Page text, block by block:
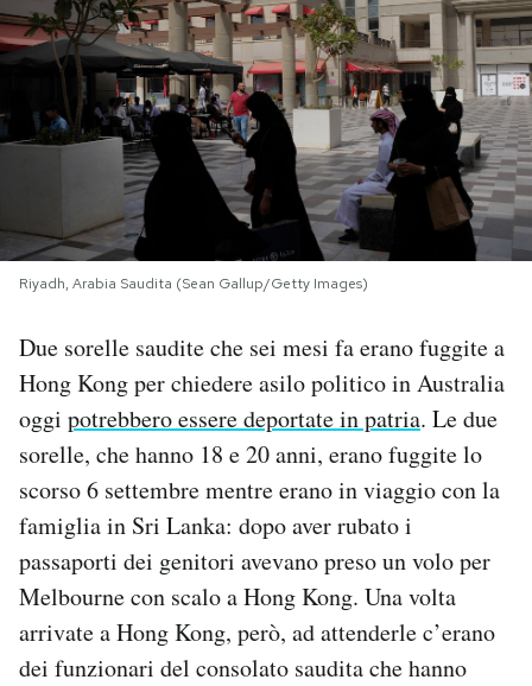
PODCAST
NEWSLETTER
I MIEI PREFERITI
SHOP
AREA PERSONALE
Area Personale
Newsletter
Notifiche mobile
Hai bisogno di aiuto?
Esci
Riyadh, Arabia Saudita (Sean Gallup/Getty Images)
Due sorelle saudite che sei mesi fa erano fuggite a
Hong Kong per chiedere asilo politico in Australia
oggi potrebbero essere deportate in patria. Le due
sorelle, che hanno 18 e 20 anni, erano fuggite lo
scorso 6 settembre mentre erano in viaggio con la
famiglia in Sri Lanka: dopo aver rubato i
passaporti dei genitori avevano preso un volo per
Melbourne con scalo a Hong Kong. Una volta
arrivate a Hong Kong, però, ad attenderle c’erano
dei funzionari del consolato saudita che hanno